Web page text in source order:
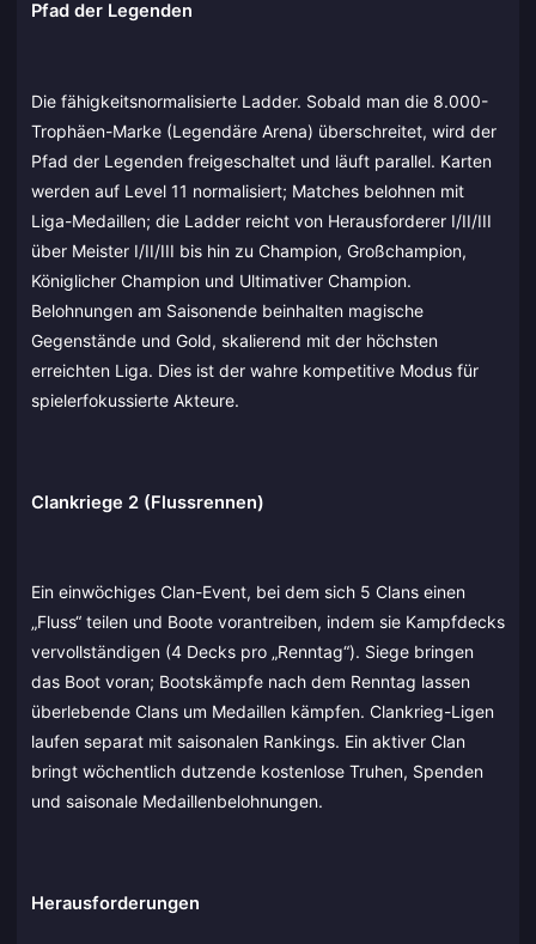
Pfad der Legenden
Die fähigkeitsnormalisierte Ladder. Sobald man die 8.000-
Trophäen-Marke (Legendäre Arena) überschreitet, wird der
Pfad der Legenden freigeschaltet und läuft parallel. Karten
werden auf Level 11 normalisiert; Matches belohnen mit
Liga-Medaillen; die Ladder reicht von Herausforderer I/II/III
über Meister I/II/III bis hin zu Champion, Großchampion,
Königlicher Champion und Ultimativer Champion.
Belohnungen am Saisonende beinhalten magische
Gegenstände und Gold, skalierend mit der höchsten
erreichten Liga. Dies ist der wahre kompetitive Modus für
spielerfokussierte Akteure.
Clankriege 2 (Flussrennen)
Ein einwöchiges Clan-Event, bei dem sich 5 Clans einen
„Fluss“ teilen und Boote vorantreiben, indem sie Kampfdecks
vervollständigen (4 Decks pro „Renntag“). Siege bringen
das Boot voran; Bootskämpfe nach dem Renntag lassen
überlebende Clans um Medaillen kämpfen. Clankrieg-Ligen
laufen separat mit saisonalen Rankings. Ein aktiver Clan
bringt wöchentlich dutzende kostenlose Truhen, Spenden
und saisonale Medaillenbelohnungen.
Herausforderungen